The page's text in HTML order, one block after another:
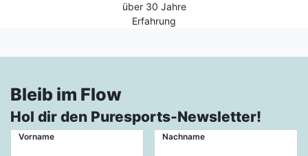
über 30 Jahre
Erfahrung
Bleib im Flow
Hol dir den Puresports-Newsletter!
Vorname Nachname